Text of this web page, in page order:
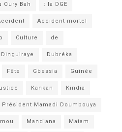
Oury Bah : la DGE
Accident mortel
Culture de
Dinguiraye Dubréka
Fête Gbessia Guinée
Kankan Kindia
Président Mamadi Doumbouya
Mandiana Matam